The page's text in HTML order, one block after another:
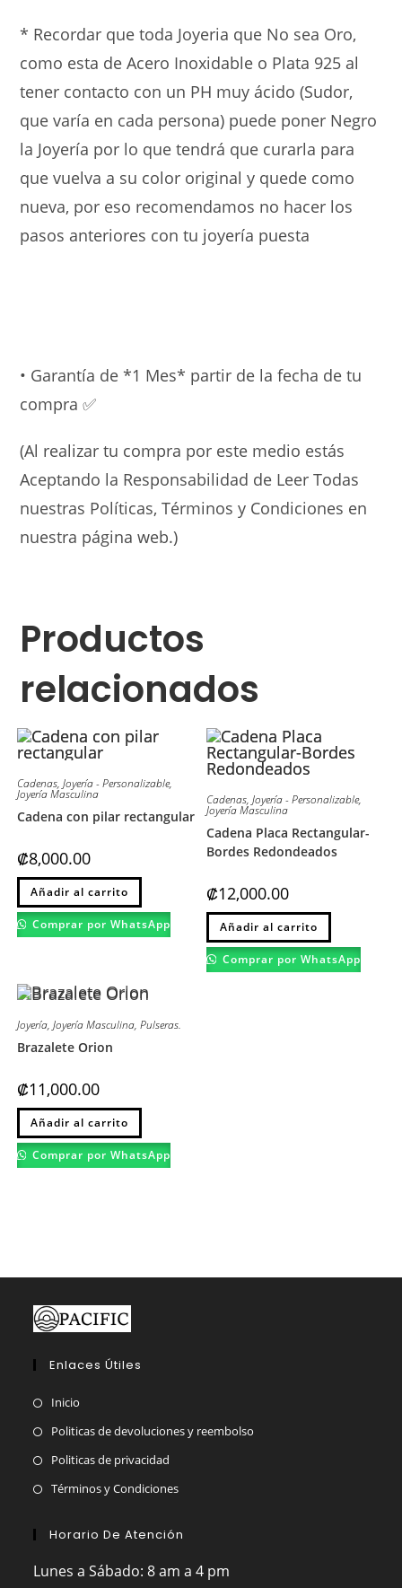
* Recordar que toda Joyeria que No sea Oro,
como esta de Acero Inoxidable o Plata 925 al
tener contacto con un PH muy ácido (Sudor,
que varía en cada persona) puede poner Negro
la Joyería por lo que tendrá que curarla para
que vuelva a su color original y quede como
nueva, por eso recomendamos no hacer los
pasos anteriores con tu joyería puesta
• Garantía de *1 Mes* partir de la fecha de tu
compra ✅
(Al realizar tu compra por este medio estás
Aceptando la Responsabilidad de Leer Todas
nuestras Políticas, Términos y Condiciones en
nuestra página web.)
Productos
relacionados
Cadenas, Joyería - Personalizable,
Joyería Masculina
Cadena con pilar rectangular
₡8,000.00
Añadir al carrito
Este
tiene
múltiples
variantes.
elegir
la
página
Comprar por WhatsApp
Cadenas,Joyería - Personalizable,
Joyería Masculina
Cadena Placa Rectangular-
Bordes Redondeados
₡12,000.00
Añadir al carrito
Este
tiene
múltiples
variantes.
Comprar por WhatsApp
Joyería, Joyería Masculina, Pulseras.
Brazalete Orion
₡11,000.00
Añadir al carrito
Este
tiene
múltiples
variantes.
de
Comprar por WhatsApp
Enlaces Útiles
Inicio
Politicas de devoluciones y reembolso
Politicas de privacidad
Términos y Condiciones
Horario De Atención
Lunes a Sábado: 8 am a 4 pm